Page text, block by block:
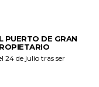
PUERTO DE GRAN
24 de julio tras ser